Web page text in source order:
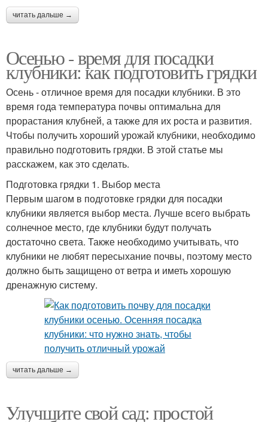
читать дальше →
Осенью - время для посадки
клубники: как подготовить грядки
Осень - отличное время для посадки клубники. В это
время года температура почвы оптимальна для
прорастания клубней, а также для их роста и развития.
Чтобы получить хороший урожай клубники, необходимо
правильно подготовить грядки. В этой статье мы
расскажем, как это сделать.
Подготовка грядки 1. Выбор места
Первым шагом в подготовке грядки для посадки
клубники является выбор места. Лучше всего выбрать
солнечное место, где клубники будут получать
достаточно света. Также необходимо учитывать, что
клубники не любят пересыхание почвы, поэтому место
должно быть защищено от ветра и иметь хорошую
дренажную систему.
читать дальше →
Улучшите свой сад: простой